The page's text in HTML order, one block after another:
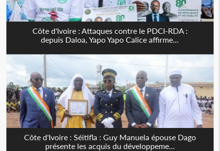
Côte d'Ivoire : Attaques contre le PDCI-RDA :
depuis Daloa, Yapo Yapo Calice affirme...
Côte d'Ivoire : Séitifla : Guy Manuela épouse Dago
présente les acquis du développeme...